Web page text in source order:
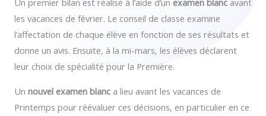
Un premier bilan est réalisé à l’aide d’un examen blanc avant
les vacances de février. Le conseil de classe examine
l’affectation de chaque élève en fonction de ses résultats et
donne un avis. Ensuite, à la mi-mars, les élèves déclarent
leur choix de spécialité pour la Première.
Un nouvel examen blanc a lieu avant les vacances de
Printemps pour réévaluer ces décisions, en particulier en ce